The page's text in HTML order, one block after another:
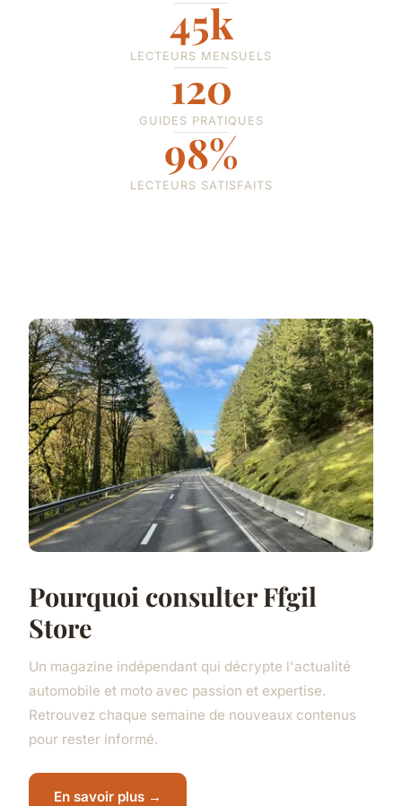
45k
LECTEURS MENSUELS
120
GUIDES PRATIQUES
98%
LECTEURS SATISFAITS
Pourquoi consulter Ffgil
Store
Un magazine indépendant qui décrypte l'actualité
automobile et moto avec passion et expertise.
Retrouvez chaque semaine de nouveaux contenus
pour rester informé.
En savoir plus →